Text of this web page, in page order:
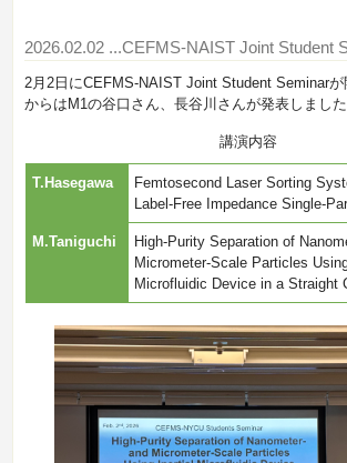
2026.02.02 ...CEFMS-NAIST Joint Student
2月2日にCEFMS-NAIST Joint Student Seminar
からはM1の谷口さん、長谷川さんが発表しました
講演内容
T.Hasegawa
Femtosecond Laser Sorting
Label-Free Impedance Single-
M.Taniguchi
High-Purity Separation of
Micrometer-Scale Particles
Microfluidic Device in a Straight